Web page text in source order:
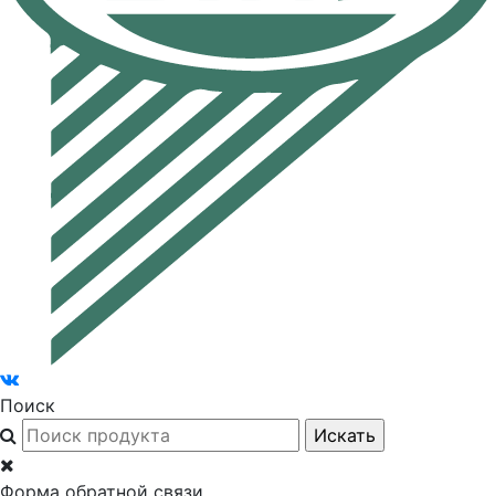
Поиск
Форма обратной связи